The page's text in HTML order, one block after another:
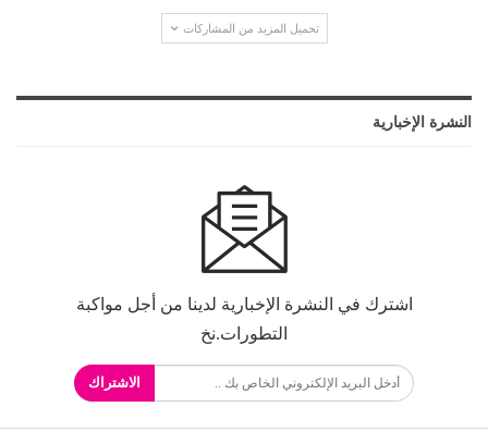
تحميل المزيد من المشاركات
النشرة الإخبارية
اشترك في النشرة الإخبارية لدينا من أجل مواكبة
التطورات.نخ
الاشتراك